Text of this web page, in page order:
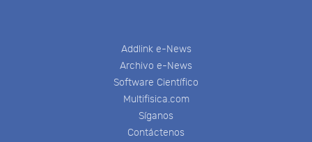
Addlink e-News
Archivo e-News
Software Científico
Multifisica.com
Síganos
Contáctenos